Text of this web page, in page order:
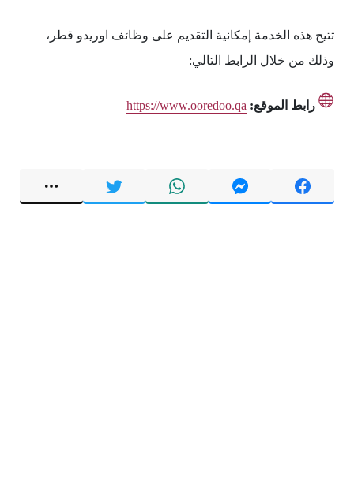
تتيح هذه الخدمة إمكانية التقديم على وظائف اوريدو قطر،
وذلك من خلال الرابط التالي:
رابط الموقع: https://www.ooredoo.qa